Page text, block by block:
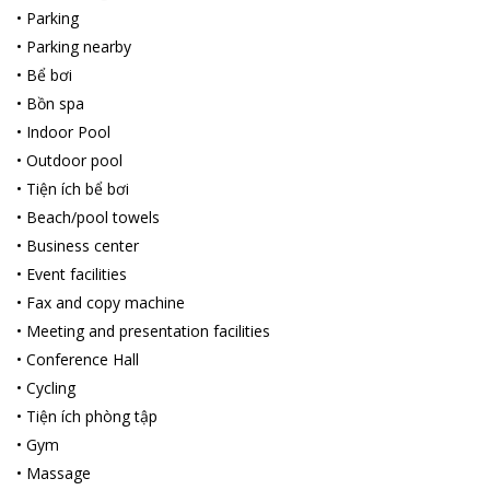
• Parking
• Parking nearby
• Bể bơi
• Bồn spa
• Indoor Pool
• Outdoor pool
• Tiện ích bể bơi
• Beach/pool towels
• Business center
• Event facilities
• Fax and copy machine
• Meeting and presentation facilities
• Conference Hall
• Cycling
• Tiện ích phòng tập
• Gym
• Massage